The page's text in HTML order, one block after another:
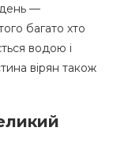
—
багато хто
водою і
вірян також